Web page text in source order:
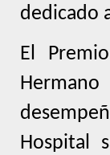
dedicado
El
Hospital